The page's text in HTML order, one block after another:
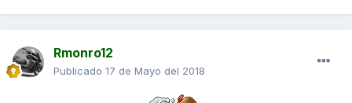
Rmonro12
Publicado 17 de Mayo del 2018